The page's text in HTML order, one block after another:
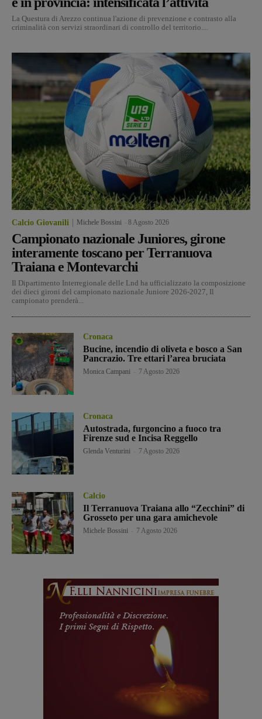
La Questura di Arezzo continua l'azione di prevenzione e contrasto alla
criminalità con servizi straordinari di controllo del territorio....
Calcio Giovanili Michele Bossini 8 Agosto 2026
Campionato nazionale Juniores, girone
interamente toscano per Terranuova
Traiana e Montevarchi
Il Dipartimento Interregionale delle Lnd ha ufficializzato la composizione
dei dieci gironi del campionato nazionale Juniore 2026-2027, Il
campionato prenderà...
Cronaca
Bucine, incendio di oliveta e bosco a San
Pancrazio. Tre ettari l’area bruciata
Monica Campani 7 Agosto 2026
Cronaca
Autostrada, furgoncino a fuoco tra
Firenze sud e Incisa Reggello
Glenda Venturini 7 Agosto 2026
Calcio
Il Terranuova Traiana allo “Zecchini” di
Grosseto per una gara amichevole
Michele Bossini 7 Agosto 2026